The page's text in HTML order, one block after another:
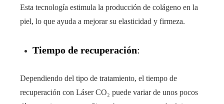
Esta tecnología estimula la producción de colágeno en la
piel, lo que ayuda a mejorar su elasticidad y firmeza.
Tiempo de recuperación:
Dependiendo del tipo de tratamiento, el tiempo de
recuperación con Láser CO₂ puede variar de unos pocos